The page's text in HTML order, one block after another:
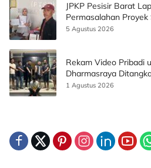
JPKP Pesisir Barat
Permasalahan
5 Agustus 2026
Rekam Video Pribadi
Dharmasraya
Korban
1 Agustus 2026